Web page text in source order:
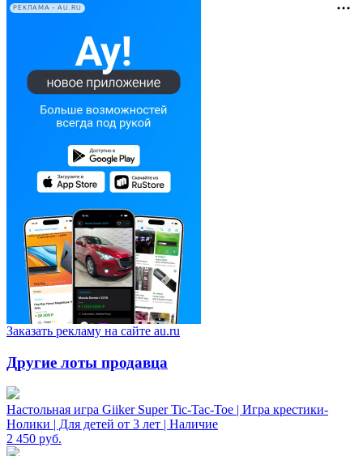
РЕКЛАМА • AU.RU
Заказать рекламу на сайте au.ru
Другие лоты продавца
Настольная игра Giiker Super Tic-Tac-Toe | Игра крестики-
Нолики | Для детей от 3 лет | Наличие
2 450 руб.